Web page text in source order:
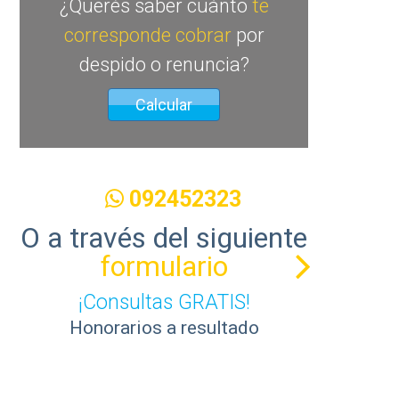
¿Querés saber cuánto te
corresponde cobrar por
despido o renuncia?
Calcular
092452323
O a través del siguiente
formulario
¡Consultas GRATIS!
Honorarios a resultado